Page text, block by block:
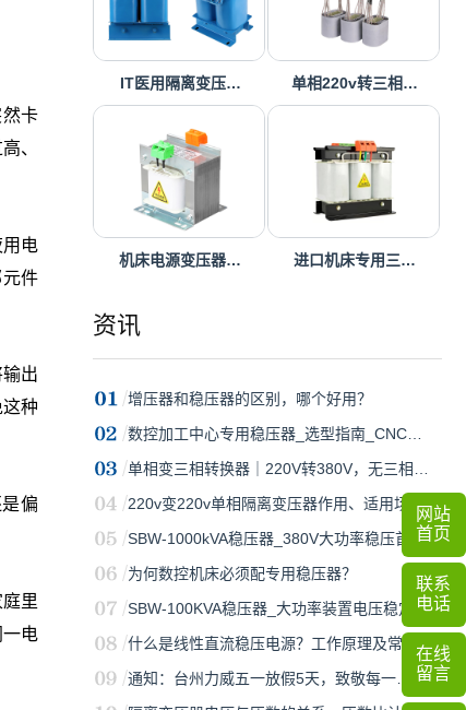
IT医用隔离变压… 单相220v转三相…
机床电源变压器… 进口机床专用三…
资讯
增压器和稳压器的区别，哪个好用？
数控加工中心专用稳压器_选型指南_CNC…
单相变三相转换器｜220V转380V，无三相…
220v变220v单相隔离变压器作用、适用场…
SBW-1000kVA稳压器_380V大功率稳压首选…
为何数控机床必须配专用稳压器？
SBW-100KVA稳压器_大功率装置电压稳定…
什么是线性直流稳压电源？工作原理及常…
通知：台州力威五一放假5天，致敬每一…
卡
、
电
件
出
种
偏
里
电
网站
首页
联系
电话
在线
留言